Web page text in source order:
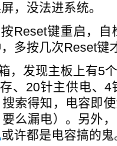
，没法进系统。
键重启，自
多按几次Reset键
发现主板上有5个
、20针主供电、
索得知，电容即
要么漏电）。另外
或许都是电容搞的